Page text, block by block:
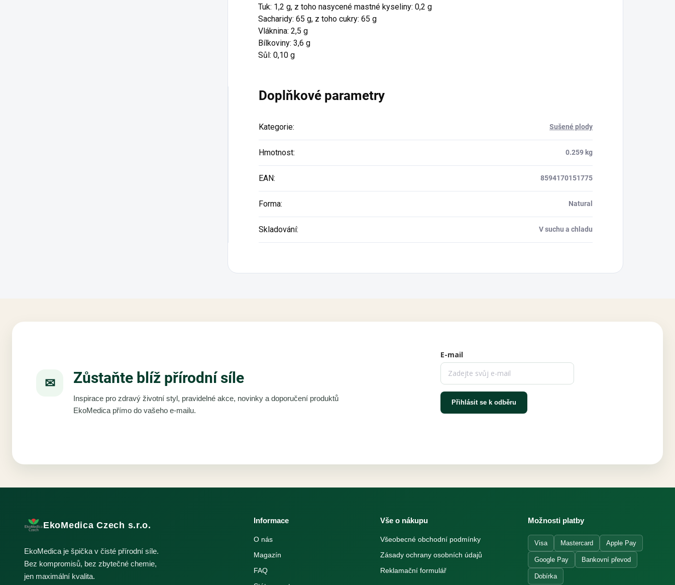
Tuk: 1,2 g, z toho nasycené mastné kyseliny: 0,2 g
Sacharidy: 65 g, z toho cukry: 65 g
Vláknina: 2,5 g
Bílkoviny: 3,6 g
Sůl: 0,10 g
Doplňkové parametry
Kategorie: Sušené plody
Hmotnost: 0.259 kg
EAN: 8594170151775
Forma: Natural
Skladování: V suchu a chladu
✉ Zůstaňte blíž přírodní síle
Inspirace pro zdravý životní styl, pravidelné akce, novinky a doporučení produktů
EkoMedica přímo do vašeho e-mailu.
E-mail
Přihlásit se k odběru
EkoMedica Czech s.r.o.
EkoMedica je špička v čisté přírodní síle.
Bez kompromisů, bez zbytečné chemie,
jen maximální kvalita.
Informace
O nás
Magazín
FAQ
Vše o nákupu
Všeobecné obchodní podmínky
Zásady ochrany osobních údajů
Reklamační formulář
Možnosti platby
Visa Mastercard Apple Pay
Google Pay Bankovní převod
Dobírka